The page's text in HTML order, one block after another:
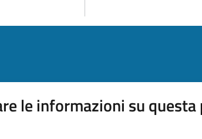
le informazioni su questa